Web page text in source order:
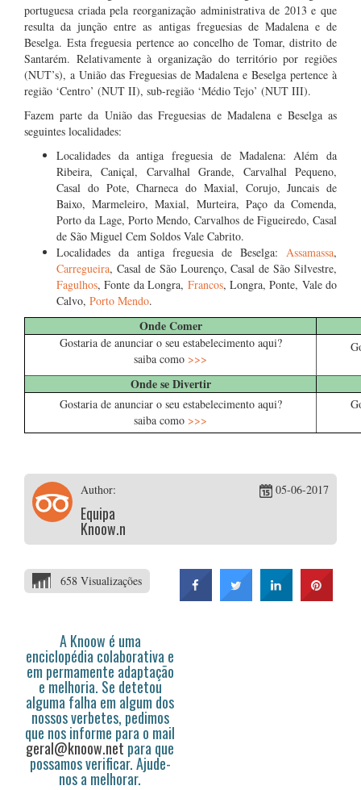
portuguesa criada pela reorganização administrativa de 2013 e que
resulta da junção entre as antigas freguesias de Madalena e de
Beselga. Esta freguesia pertence ao concelho de Tomar, distrito de
Santarém. Relativamente à organização do território por regiões
(NUT’s), a União das Freguesias de Madalena e Beselga pertence à
região ‘Centro’ (NUT II), sub-região ‘Médio Tejo’ (NUT III).
Fazem parte da União das Freguesias de Madalena e Beselgaas
seguintes localidades:
Localidades da antiga freguesia de Madalena: Além da
Ribeira, Caniçal, Carvalhal Grande, Carvalhal Pequeno,
Casal do Pote, Charneca do Maxial, Corujo, Juncais de
Baixo, Marmeleiro, Maxial, Murteira, Paço da Comenda,
Porto da Lage, Porto Mendo, Carvalhos de Figueiredo, Casal
de São Miguel Cem Soldos Vale Cabrito.
Localidades da antiga freguesia de Beselga: Assamassa,
Carregueira, Casal de São Lourenço, Casal de São Silvestre,
Fagulhos, Fonte da Longra, Francos, Longra, Ponte, Vale do
Calvo, Porto Mendo.
Onde Comer
Gostaria de anunciar o seu estabelecimento aqui?
saiba como >>>
Onde se Divertir
Gostaria de anunciar o seu estabelecimento aqui?
saiba como >>>
Author:
Equipa
Knoow.net
05-06-2017
658 Visualizações
A Knoow é uma
enciclopédia colaborativa e
em permamente adaptação
e melhoria. Se detetou
alguma falha em algum dos
nossos verbetes, pedimos
que nos informe para o mail
geral@knoow.net para que
possamos verificar. Ajude-
nos a melhorar.